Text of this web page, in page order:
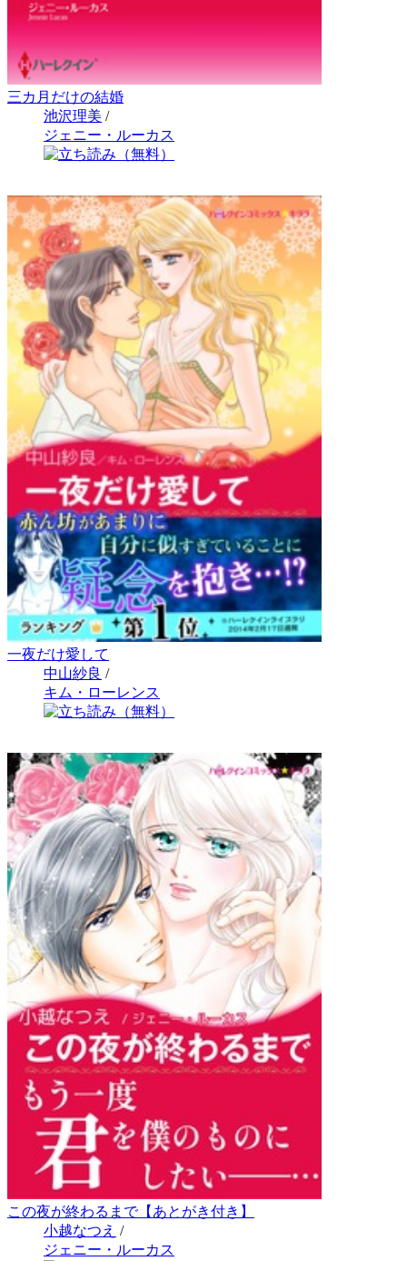
三カ月だけの結婚
池沢理美 /
ジェニー・ルーカス
一夜だけ愛して
中山紗良 /
キム・ローレンス
この夜が終わるまで【あとがき付き】
小越なつえ /
ジェニー・ルーカス